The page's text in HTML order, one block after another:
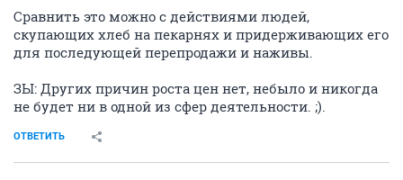
Сравнить это можно с действиями людей,
скупающих хлеб на пекарнях и придерживающих его
для последующей перепродажи и наживы.
ЗЫ: Других причин роста цен нет, небыло и никогда
не будет ни в одной из сфер деятельности. ;).
ОТВЕТИТЬ